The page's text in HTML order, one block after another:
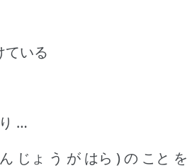
ている
…
じょ う が はら ) の こと を